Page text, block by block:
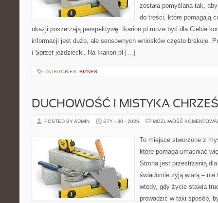
została pomyślana tak,
do treści, które pomagają
okazji poszerzają perspektywę. Ikarion.pl może być dla Ciebie
informacji jest dużo, ale sensownych wniosków często brakuje.
i Sprzęt jeździecki. Na Ikarion.pl […]
CATEGORIES: BIZNES
DUCHOWOŚĆ I MISTYKA
POSTED BY ADMIN STY - 30 - 2026 MOŻLIWOŚĆ
To miejsce stworzone z
które pomaga umacniać
Strona jest przestrzenią
świadomie żyją wiarą –
wtedy, gdy życie stawia
prowadzić w taki sposób,